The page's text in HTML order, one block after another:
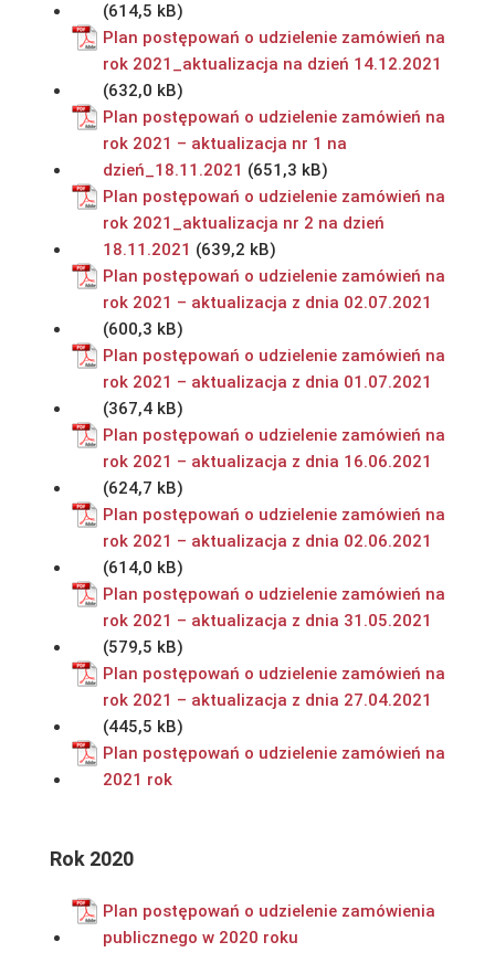
Plan postępowań o udzielenie zamówień na
rok 2021_aktualizacja na dzień 14.12.2021
Plan postępowań o udzielenie zamówień na
rok 2021 – aktualizacja nr 1 na
dzień_18.11.2021
Plan postępowań o udzielenie zamówień na
rok 2021_aktualizacja nr 2 na dzień
18.11.2021
Plan postępowań o udzielenie zamówień na
rok 2021 – aktualizacja z dnia 02.07.2021
Plan postępowań o udzielenie zamówień na
rok 2021 – aktualizacja z dnia 01.07.2021
Plan postępowań o udzielenie zamówień na
rok 2021 – aktualizacja z dnia 16.06.2021
Plan postępowań o udzielenie zamówień na
rok 2021 – aktualizacja z dnia 02.06.2021
Plan postępowań o udzielenie zamówień na
rok 2021 – aktualizacja z dnia 31.05.2021
Plan postępowań o udzielenie zamówień na
rok 2021 – aktualizacja z dnia 27.04.2021
Plan postępowań o udzielenie zamówień na
2021 rok
Rok 2020
Plan postępowań o udzielenie zamówienia
publicznego w 2020 roku